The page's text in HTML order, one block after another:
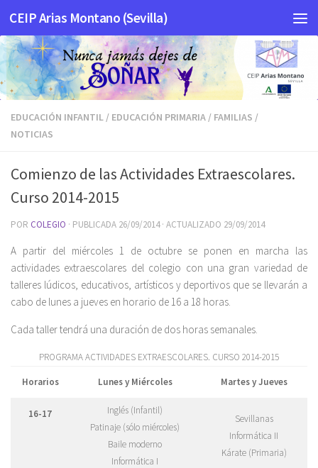
Saltar al contenido
CEIP Arias Montano (Sevilla)
EDUCACIÓN INFANTIL / EDUCACIÓN PRIMARIA / FAMILIAS /
NOTICIAS
Comienzo de las Actividades Extraescolares.
Curso 2014-2015
POR COLEGIO · PUBLICADA 26/09/2014· ACTUALIZADO 29/09/2014
A partir del miércoles 1 de octubre se ponen en marcha las
actividades extraescolares del colegio con una gran variedad de
talleres lúdicos, educativos, artísticos y deportivos que se llevarán a
cabo de lunes a jueves en horario de 16 a 18 horas.
Cada taller tendrá una duración de dos horas semanales.
PROGRAMA ACTIVIDADES EXTRAESCOLARES. CURSO 2014-2015
Horarios Lunes y Miércoles Martes y Jueves
16-17
Inglés (Infantil)
Patinaje (sólo miércoles)
Baile moderno
Informática I
Sevillanas
Informática II
Kárate (Primaria)